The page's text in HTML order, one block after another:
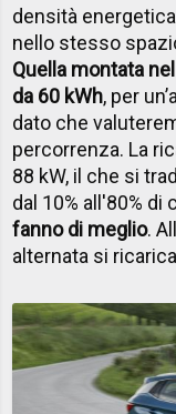
densità
nello stesso
Quella montata
da 60 kWh, per
dato che
percorrenza. La
88 kW, il che si
dal 10% all'80% di
fanno di meglio.
alternata si